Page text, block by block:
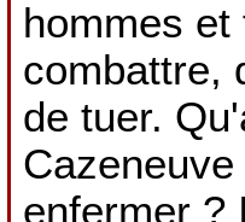
hommes
combattre,
de tuer.
enfermer ?